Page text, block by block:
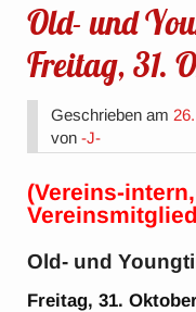
Old- und
Freitag, 31.
Geschrieben am
von-J-
(Vereins-
Old- und
Freitag, 31.